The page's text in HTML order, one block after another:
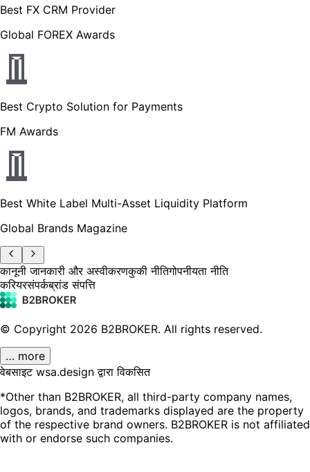
Best FX CRM Provider
Global FOREX Awards
Best Crypto Solution for Payments
FM Awards
Best White Label Multi-Asset Liquidity Platform
Global Brands Magazine
कानूनी जानकारी और अस्वीकरणकुकी नीतिगोपनीयता नीति
करियरसंपर्कब्रांड संपत्ति
© Copyright 2026 B2BROKER. All rights reserved.
… more
वेबसाइट wsa.design द्वारा विकसित
*Other than B2BROKER, all third-party company names,
logos, brands, and trademarks displayed are the property
of the respective brand owners. B2BROKER is not affiliated
with or endorse such companies.